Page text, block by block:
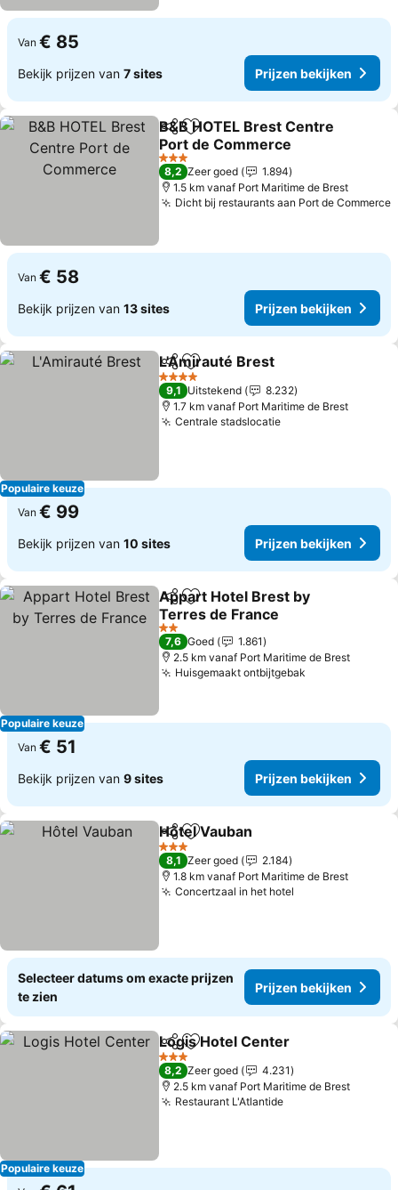
Van € 85
Bekijk prijzen van 7 sites Prijzen bekijken
DelenToevoegen aan favorieten
B&B HOTEL Brest Centre
Port de Commerce
Prijzen bekijken
3 Sterren
8,2 Zeer goed
1.894
1.5 km vanaf Port Maritime de Brest
Dicht bij restaurants aan Port de Commerce
Van € 58
Bekijk prijzen van 13 sites Prijzen bekijken
Populaire keuze
DelenToevoegen aan favorieten
L'Amirauté Brest
4 Sterren
9,1 Uitstekend
8.232
1.7 km vanaf Port Maritime de Brest
Centrale stadslocatiePrijzen bekijken
Van € 99
Bekijk prijzen van 10 sites Prijzen bekijken
Populaire keuze
DelenToevoegen aan favorieten
Appart Hotel Brest by
Terres de France
Prijzen bekijken
2 Sterren
7,6 Goed
1.861
2.5 km vanaf Port Maritime de Brest
Huisgemaakt ontbijtgebak
Van € 51
Bekijk prijzen van 9 sites Prijzen bekijken
DelenToevoegen aan favorieten
Hôtel Vauban
3 Sterren
8,1 Zeer goed
2.184
1.8 km vanaf Port Maritime de Brest
Concertzaal in het hotel
Selecteer datums om exacte prijzen
te zien
Prijzen bekijken
Populaire keuze
DelenToevoegen aan favorieten
Logis Hotel Center
3 Sterren
8,2 Zeer goed
4.231
2.5 km vanaf Port Maritime de Brest
Restaurant L'AtlantidePrijzen bekijken